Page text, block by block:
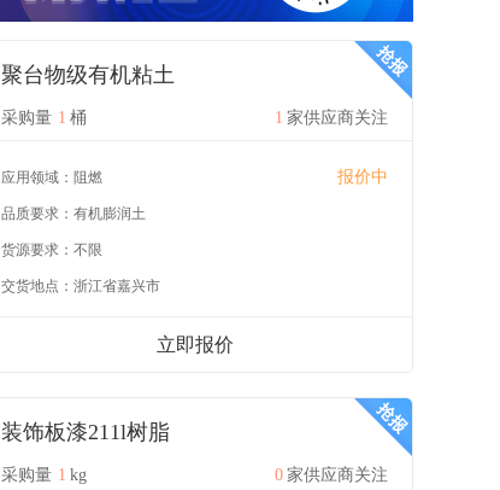
聚台物级有机粘土
采购量 1 桶 1 家供应商关注
应用领域： 阻燃 报价中
品质要求： 有机膨润土
货源要求： 不限
交货地点： 浙江省嘉兴市
立即报价
装饰板漆211l树脂
采购量 1 kg 0 家供应商关注